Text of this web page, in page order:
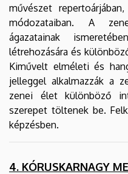
művészet
módozataiban. A
ágazatainak
létrehozására és
Kiművelt elméleti és
jelleggel alkalmazzák a
zenei élet különböző
szerepet töltenek be.
képzésben.
4. KÓRUSKARNAGY